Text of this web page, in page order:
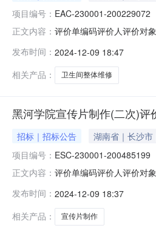
项目编号： EAC-230001-200229072
正文内容： 评价单编码评价人评价对
建设工程有限公司2023-
发布时间： 2024-12-09 18:47
相关产品：
卫生间整体维修
黑河学院宣传片制作(二次)评
招标｜招标公告 湖南省｜长沙市
项目编号： ESC-230001-200485199
正文内容： 评价单编码评价人评价对
团有限公司2023-05-10好
发布时间： 2024-12-09 18:37
相关产品：
宣传片制作